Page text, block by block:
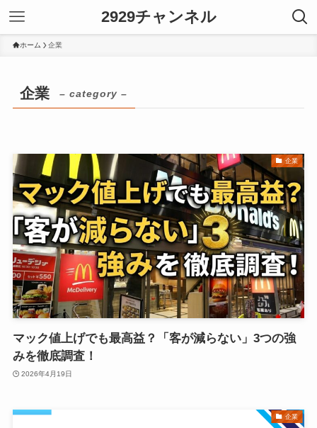
2929チャンネル
ホーム 企業
企業 – category –
企業
マック値上げでも最高益？「客が減らない」3つの強
みを徹底調査！
2026年4月19日
企業